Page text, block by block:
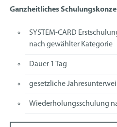
Ganzheitliches
SYSTEM-CARD
nach gewählter Kategorie
Dauer 1 Tag
gesetzliche
Wiederholungsschulung